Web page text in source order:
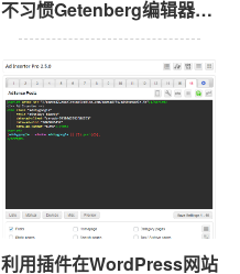
不习惯Getenberg编辑器怎
么办？
利用插件在WordPress网站